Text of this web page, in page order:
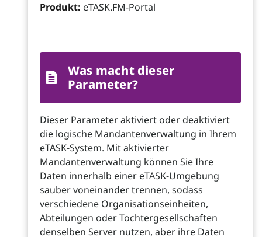
Produkt: eTASK.FM-Portal
Was macht dieser
Parameter?
Dieser Parameter aktiviert oder deaktiviert
die logische Mandantenverwaltung in Ihrem
eTASK-System. Mit aktivierter
Mandantenverwaltung können Sie Ihre
Daten innerhalb einer eTASK-Umgebung
sauber voneinander trennen, sodass
verschiedene Organisationseinheiten,
Abteilungen oder Tochtergesellschaften
denselben Server nutzen, aber ihre Daten